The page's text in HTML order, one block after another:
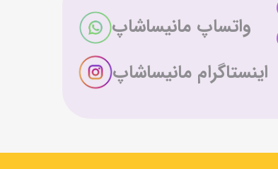
واتساپ مانیساشاپ
اینستاگرام مانیساشاپ